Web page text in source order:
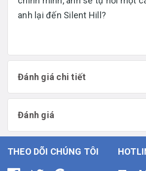
anh lại đến Silent Hill?
Đánh giá chi tiết
Đánh giá
THEO DÕI CHÚNG TÔI